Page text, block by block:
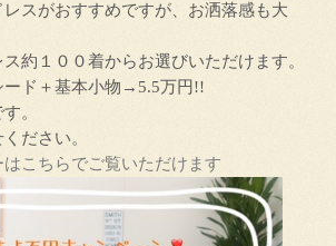
スがおすすめですが、お洒落感も大
約１００着からお選びいただけます。
ード＋基本小物→5.5万円!!
。
ださい。
こちらでご覧いただけます